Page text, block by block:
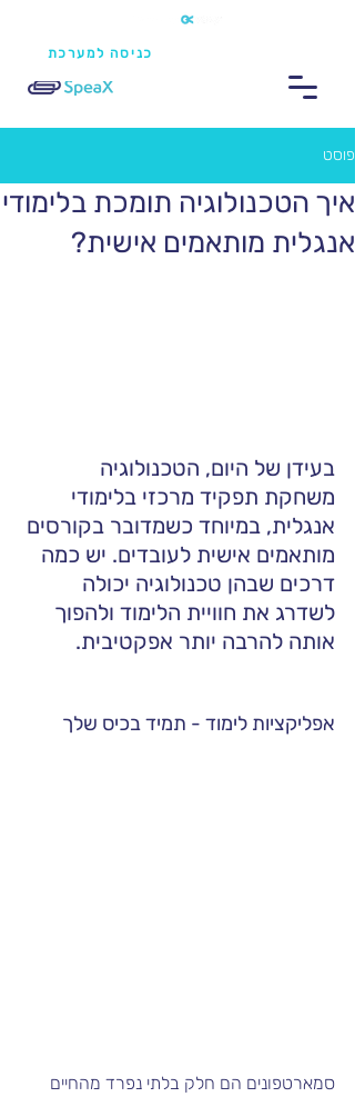
כניסה למערכת
פוסט
איך הטכנולוגיה תומכת בלימודי
אנגלית מותאמים אישית?
בעידן של היום, הטכנולוגיה
משחקת תפקיד מרכזי בלימודי
אנגלית, במיוחד כשמדובר בקורסים
מותאמים אישית לעובדים. יש כמה
דרכים שבהן טכנולוגיה יכולה
לשדרג את חוויית הלימוד ולהפוך
אותה להרבה יותר אפקטיבית.
אפליקציות לימוד - תמיד בכיס שלך
סמארטפונים הם חלק בלתי נפרד מהחיים